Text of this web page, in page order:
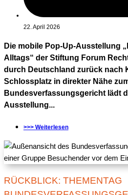
22. April 2026
Die mobile Pop-Up-Ausstellung
Alltags“ der Stiftung Forum
durch Deutschland zurück nach
Schlossplatz in direkter Nähe
Bundesverfassungsgericht lädt
Ausstellung...
>>> Weiterlesen
RÜCKBLICK: THEMENTAG